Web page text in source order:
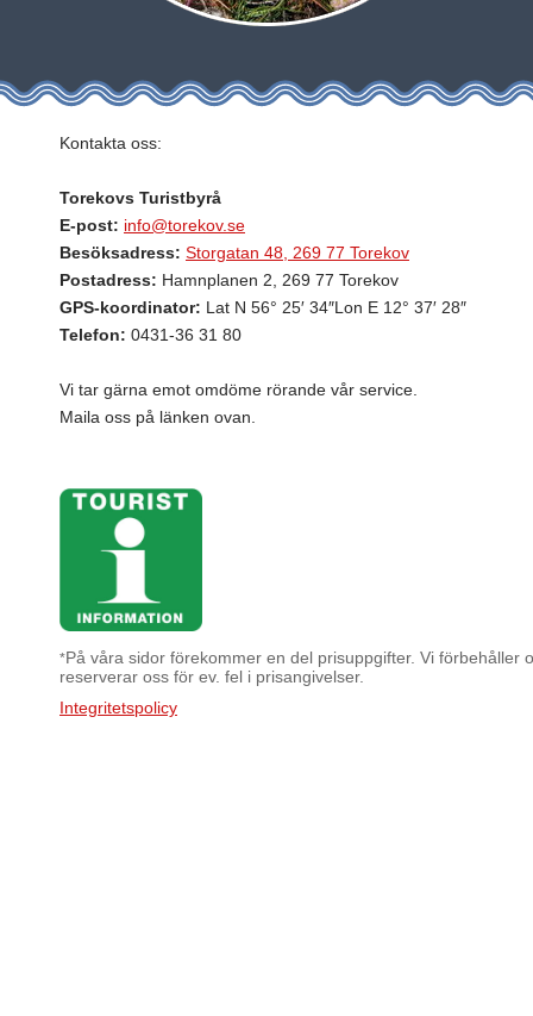
Kontakta oss:
Torekovs Turistbyrå
E-post: info@torekov.se
Besöksadress: Storgatan 48, 269 77 Torekov
Postadress: Hamnplanen 2, 269 77 Torekov
GPS-koordinator: Lat N 56° 25′ 34″Lon E 12° 37′ 28″
Telefon: 0431-36 31 80
Vi tar gärna emot omdöme rörande vår service.
Maila oss på länken ovan.
*På våra sidor förekommer en del prisuppgifter. Vi förbehåller
reserverar oss för ev. fel i prisangivelser.
Integritetspolicy